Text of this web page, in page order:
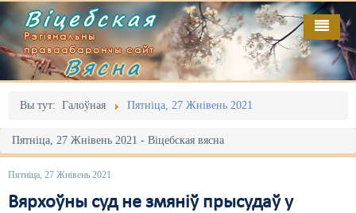
Віцебская
Рэгіянальны
праваабарончы сайт
Вясна
Вы тут: Галоўная Пятніца, 27 Жнівень 2021
Пятніца, 27 Жнівень 2021 - Віцебская вясна
Пятніца, 27 Жнівень 2021
Вярхоўны суд не змяніў прысудаў у
Галоўная
Адміністрацыйны перасьлед
Акцыі
Выбары
Выданьні
Відэа
Пра нас